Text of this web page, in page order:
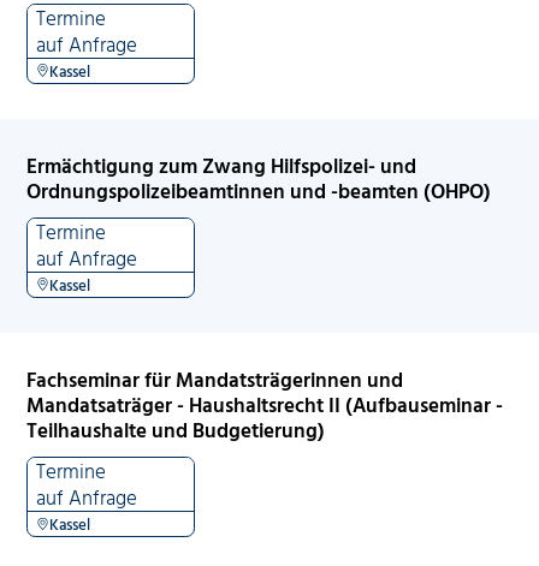
Termine
auf Anfrage
Kassel
Ermächtigung zum Zwang Hilfspolizei- und
Ordnungspolizeibeamtinnen und -beamten (OHPO)
Termine
auf Anfrage
Kassel
Fachseminar für Mandatsträgerinnen und
Mandatsaträger - Haushaltsrecht II (Aufbauseminar -
Teilhaushalte und Budgetierung)
Termine
auf Anfrage
Kassel